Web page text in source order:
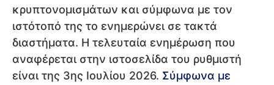
κρυπτονομισμάτων και σύμφωνα με τον
ιστότοπό της το ενημερώνει σε τακτά
διαστήματα. Η τελευταία ενημέρωση που
αναφέρεται στην ιστοσελίδα του ρυθμιστή
είναι της 3ης Ιουλίου 2026. Σύμφωνα με